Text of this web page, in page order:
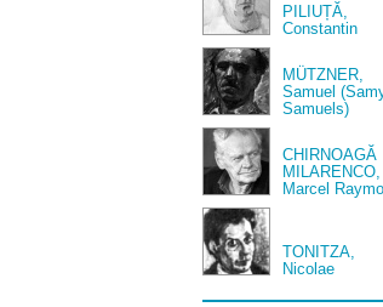
PILIUȚĂ,
Constantin
MÜTZNER,
Samuel
Samuels)
CHIRNOAGĂ
MILARENCO,
Marcel
TONITZA,
Nicolae